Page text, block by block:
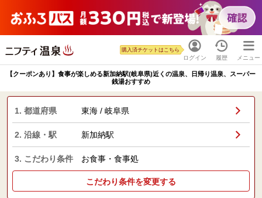
ログイン
購入済チケットはこちら
履歴 メニュー
【クーポンあり】食事が楽しめる新加納駅(岐阜県)近くの温泉、日帰り温泉、スーパー
銭湯おすすめ
1. 都道府県 東海 / 岐阜県
2. 沿線・駅 新加納駅
3. こだわり条件 お食事・食事処
こだわり条件を変更する